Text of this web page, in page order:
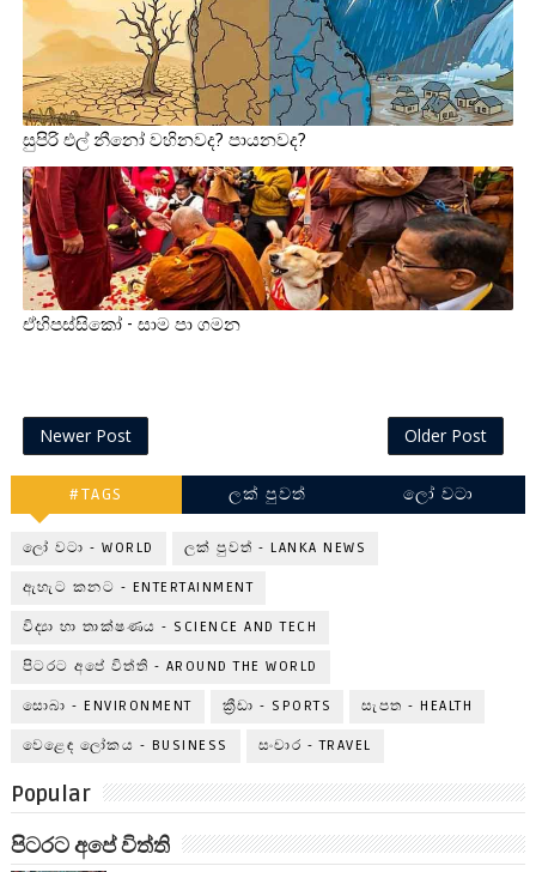
සුපිරි එල් නීනෝ වහිනවද? පායනවද?
ඒහිපස්සිකෝ - සාම පා ගමන
Newer Post Older Post
#TAGS ලක් පුවත් ලෝ වටා
ලෝ වටා - WORLD ලක් පුවත් - LANKA NEWS
ඇහැට කනට - ENTERTAINMENT
විද්‍යා හා තාක්ෂණය - SCIENCE AND TECH
පිටරට අපේ විත්ති - AROUND THE WORLD
සොබා - ENVIRONMENT ක්‍රීඩා - SPORTS සැපත - HEALTH
වෙළෙඳ ලෝකය - BUSINESS සංචාර - TRAVEL
Popular
පිටරට අපේ විත්ති